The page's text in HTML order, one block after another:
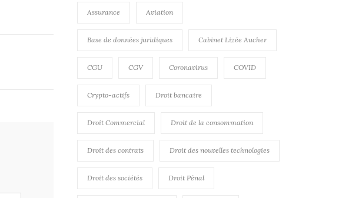
Assurance Aviation
Base de données juridiques Cabinet Lizée Aucher
CGU CGV Coronavirus COVID
Crypto-actifs Droit bancaire
Droit Commercial Droit de la consommation
Droit des contrats Droit des nouvelles technologies
Droit des sociétés Droit Pénal